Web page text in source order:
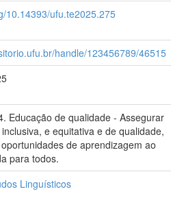
10.14393/ufu.te2025.275
handle/123456789/46515
Educação de qualidade - Assegurar
e equitativa e de qualidade,
de aprendizagem ao
para todos.
Linguísticos